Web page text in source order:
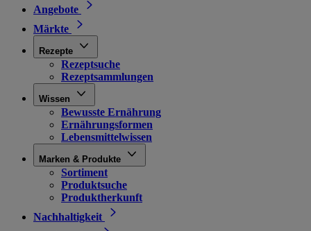
Angebote
Märkte
Rezepte
Rezeptsuche
Rezeptsammlungen
Wissen
Bewusste Ernährung
Ernährungsformen
Lebensmittelwissen
Marken & Produkte
Sortiment
Produktsuche
Produktherkunft
Nachhaltigkeit